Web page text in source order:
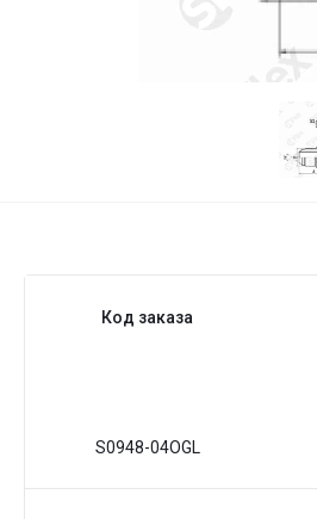
Код заказа
S0948-04OGL